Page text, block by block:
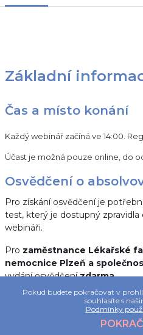
Základní
Čas a místo konání
Každý webinář začíná ve 14:00.
Účast je možná pouze online, do
Osvědčení o
Pro získání osvědčení je
test, který je dostupný zpravidla
webináři.
Pro zaměstnance Lékařské
nemocnice Plzeň a
vydání osvědčenízdarma.
Vydání osvědčení o
zpoplatněno částkou 200,-
poplatcích naleznete zde.
Pokud budete pokračovat v
souhlasíte s
Podmínky